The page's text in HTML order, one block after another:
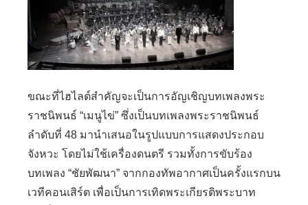
ขณะที่ไฮไลต์สำคัญจะเป็นการอัญเชิญบทเพลงพระ
ราชนิพนธ์ “เมนูไข่” ซึ่งเป็นบทเพลงพระราชนิพนธ์
ลำดับที่ 48 มานำเสนอในรูปแบบการแสดงประกอบ
จังหวะ โดยไม่ใช้เครื่องดนตรี รวมทั้งการขับร้อง
บทเพลง “ชัยพัฒนา” จากกองทัพอากาศเป็นครั้งแรกบน
เวทีคอนเสิร์ต เพื่อเป็นการเทิดพระเกียรติพระบาท